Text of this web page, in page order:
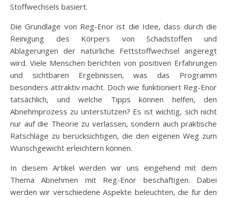
Stoffwechsels basiert.
Die Grundlage von Reg-Enor ist die Idee, dass durch die
Reinigung des Körpers von Schadstoffen und
Ablagerungen der natürliche Fettstoffwechsel angeregt
wird. Viele Menschen berichten von positiven Erfahrungen
und sichtbaren Ergebnissen, was das Programm
besonders attraktiv macht. Doch wie funktioniert Reg-Enor
tatsächlich, und welche Tipps können helfen, den
Abnehmprozess zu unterstützen? Es ist wichtig, sich nicht
nur auf die Theorie zu verlassen, sondern auch praktische
Ratschläge zu berücksichtigen, die den eigenen Weg zum
Wunschgewicht erleichtern können.
In diesem Artikel werden wir uns eingehend mit dem
Thema Abnehmen mit Reg-Enor beschäftigen. Dabei
werden wir verschiedene Aspekte beleuchten, die für den